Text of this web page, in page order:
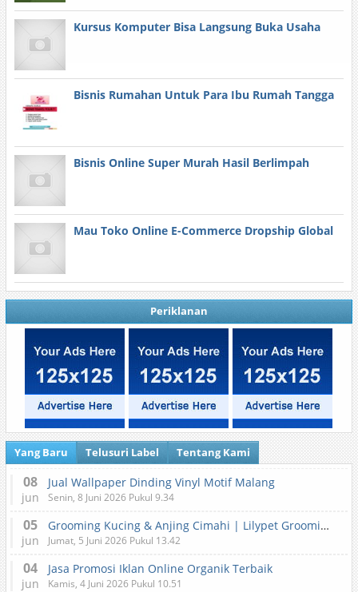
Kursus Komputer Bisa Langsung Buka Usaha
Bisnis Rumahan Untuk Para Ibu Rumah Tangga
Bisnis Online Super Murah Hasil Berlimpah
Mau Toko Online E-Commerce Dropship Global
Periklanan
Yang Baru Telusuri Label Tentang Kami
08
jun
Jual Wallpaper Dinding Vinyl Motif Malang
Senin, 8 Juni 2026 Pukul 9.34
05
jun
Grooming Kucing & Anjing Cimahi | Lilypet Grooming & Pet Hotel
Jumat, 5 Juni 2026 Pukul 13.42
04
jun
Jasa Promosi Iklan Online Organik Terbaik
Kamis, 4 Juni 2026 Pukul 10.51